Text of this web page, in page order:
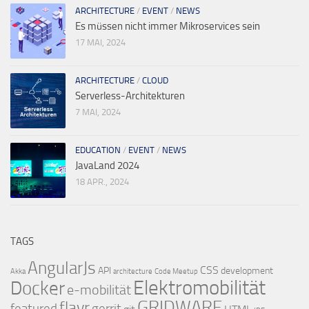
ARCHITECTURE / EVENT / NEWS
Es müssen nicht immer Mikroservices sein
17 MAI, 2024
ARCHITECTURE / CLOUD
Serverless-Architekturen
7 MAI, 2024
EDUCATION / EVENT / NEWS
JavaLand 2024
18 APR., 2024
TAGS
Akka AngularJs API architecture Code Meetup CSS development
Dockere-mobilität Elektromobilität